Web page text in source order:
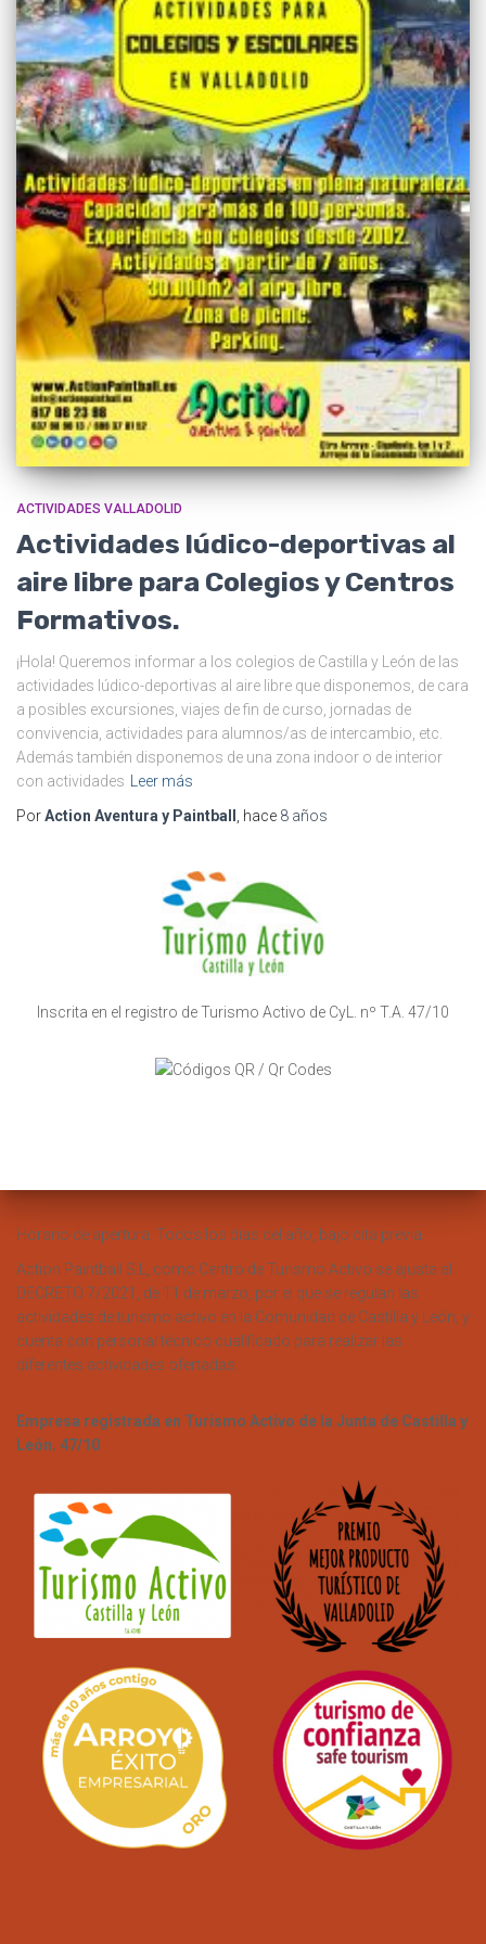
ACTIVIDADES VALLADOLID
Actividades lúdico-deportivas al
aire libre para Colegios y Centros
Formativos.
¡Hola! Queremos informar a los colegios de Castilla y León de las
actividades lúdico-deportivas al aire libre que disponemos, de cara
a posibles excursiones, viajes de fin de curso, jornadas de
convivencia, actividades para alumnos/as de intercambio, etc.
Además también disponemos de una zona indoor o de interior
con actividades Leer más
PorAction Aventura y Paintball , hace 8 años
Inscrita en el registro de Turismo Activo de CyL. nº T.A. 47/10
Horario de apertura: Todos los días del año, bajo cita previa.
Action Paintball S.L, como Centro de Turismo Activo se ajusta al
DECRETO 7/2021, de 11 de marzo, por el que se regulan las
actividades de turismo activo en la Comunidad de Castilla y León, y
cuenta con personal técnico cualificado para realizar las
diferentes actividades ofertadas.
Empresa registrada en Turismo Activo de la Junta de Castilla y
León. 47/10